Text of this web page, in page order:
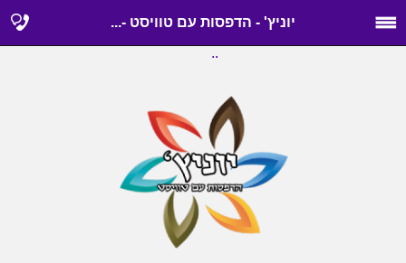
יוניץ' - הדפסות עם טוויסט -...
..